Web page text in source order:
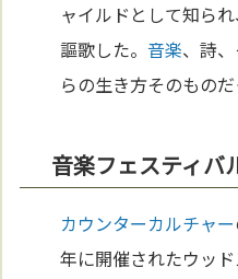
ャイルドとして知ら
謳歌した。音楽、詩
らの生き方そのものだ
音楽フェスティバ
カウンターカルチャー
年に開催されたウッ